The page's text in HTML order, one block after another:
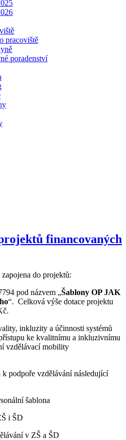
pracoviště
poradenství
financovaných
do projektů:
pod názvem „Šablony OP JAK
“. Celková výše dotace projektu
inkluzity a účinnosti systémů
ke kvalitnímu a inkluzivnímu
vzdělávací mobility
podpoře vzdělávání následující
šablona
i ŠD
v ZŠ a ŠD